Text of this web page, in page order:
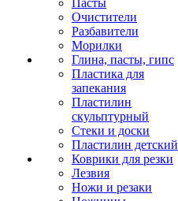
Пасты
Очистители
Разбавители
Морилки
Глина, пасты, гипс
Пластика для
запекания
Пластилин
скульптурный
Стеки и доски
Пластилин детский
Коврики для резки
Лезвия
Ножи и резаки